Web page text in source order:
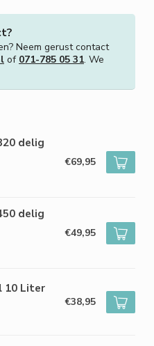
Neem gerust contact
of 071-785 05 31. We
delig
€69,95
delig
€49,95
10 Liter
€38,95